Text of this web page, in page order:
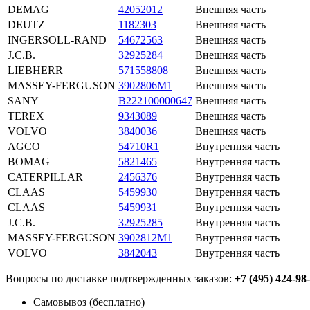
DEMAG 42052012
Внешняя часть
DEUTZ
1182303
Внешняя часть
INGERSOLL-RAND
54672563
Внешняя часть
J.C.B.
32925284
Внешняя часть
LIEBHERR
571558808
Внешняя часть
MASSEY-FERGUSON 3902806M1
Внешняя часть
SANY
B222100000647 Внешняя часть
TEREX
9343089
Внешняя часть
VOLVO
3840036
Внешняя часть
AGCO
54710R1
Внутренняя часть
BOMAG
5821465
Внутренняя часть
CATERPILLAR
2456376
Внутренняя часть
CLAAS
5459930
Внутренняя часть
CLAAS
5459931
Внутренняя часть
J.C.B.
32925285
Внутренняя часть
MASSEY-FERGUSON 3902812M1
Внутренняя часть
VOLVO
3842043 Внутренняя часть
Вопросы по доставке подтвержденных заказов: +7 (495) 424-
Самовывоз (бесплатно)